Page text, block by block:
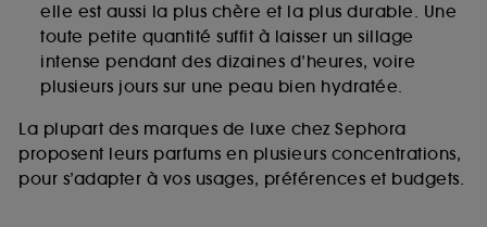
elle est aussi la plus chère et la plus durable. Une
toute petite quantité suffit à laisser un sillage
intense pendant des dizaines d’heures, voire
plusieurs jours sur une peau bien hydratée.
La plupart des marques de luxe chez Sephora
proposent leurs parfums en plusieurs concentrations,
pour s’adapter à vos usages, préférences et budgets.